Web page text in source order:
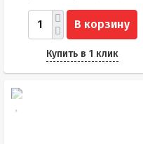
В корзину
Купить в 1 клик